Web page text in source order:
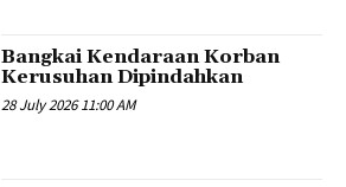
Bangkai Kendaraan Korban
Kerusuhan Dipindahkan
28 July 2026 11:00 AM